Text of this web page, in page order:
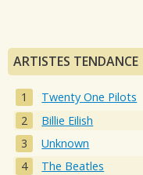
ARTISTES TENDANCE
Twenty One Pilots
Billie Eilish
Unknown
The Beatles